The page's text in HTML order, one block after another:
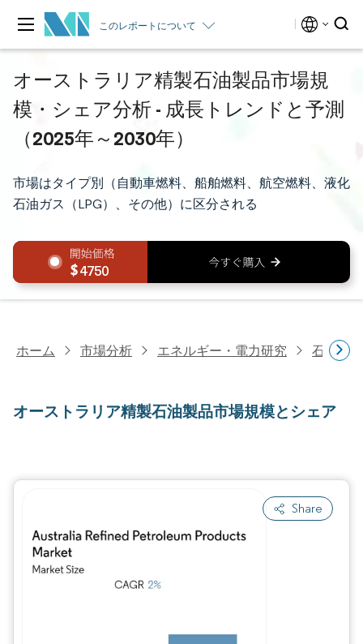
このレポートについて
オーストラリア精製石油製品市場規
模・シェア分析 - 成長トレンドと予測
（2025年～2030年）
市場はタイプ別（自動車燃料、船舶燃料、航空燃料、液化
石油ガス（LPG）、その他）に区分される
4750
ホーム 市場分析 エネルギー・電力研究 石油・
オーストラリア精製石油製品市場規模とシェア
Share